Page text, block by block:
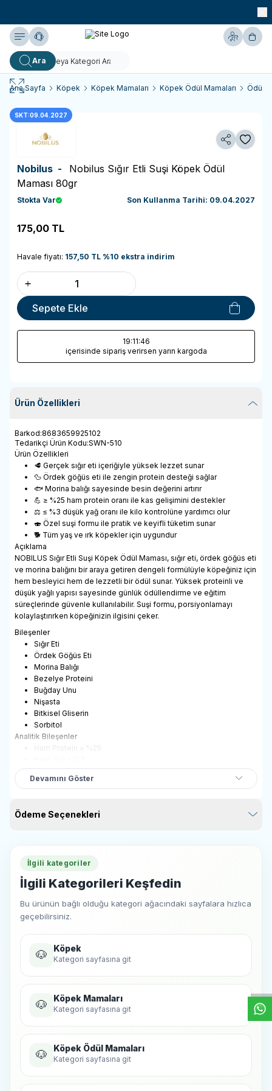
Yardım
Ara
Hesabım
Ana Sayfa Köpek Köpek Mamaları Köpek Ödül Mamaları Ödül
SKT:09.04.2027
Paylaş
Nobilus - Nobilus Sığır Etli Suşi Köpek Ödül
Maması 80gr
Stokta Var Son Kullanma Tarihi: 09.04.2027
175,00 TL
Havale fiyatı: 157,50 TL %10 ekstra indirim
Sepete Ekle
19:11:46
içerisinde sipariş verirsen yarın kargoda
Ürün Özellikleri
Barkod:8683659925102
Tedarikçi Ürün Kodu:SWN-510
Ürün Özellikleri
🥩 Gerçek sığır eti içeriğiyle yüksek lezzet sunar
🦆 Ördek göğüs eti ile zengin protein desteği sağlar
🐟 Morina balığı sayesinde besin değerini artırır
💪 ≥ %25 ham protein oranı ile kas gelişimini destekler
⚖️ ≤ %3 düşük yağ oranı ile kilo kontrolüne yardımcı olur
🍣 Özel suşi formu ile pratik ve keyifli tüketim sunar
🐕 Tüm yaş ve ırk köpekler için uygundur
Açıklama
NOBILUS Sığır Etli Suşi Köpek Ödül Maması, sığır eti, ördek göğüs eti
ve morina balığını bir araya getiren dengeli formülüyle köpeğiniz için
hem besleyici hem de lezzetli bir ödül sunar. Yüksek proteinli ve
düşük yağlı yapısı sayesinde günlük ödüllendirme ve eğitim
süreçlerinde güvenle kullanılabilir. Suşi formu, porsiyonlamayı
kolaylaştırırken köpeğinizin ilgisini çeker.
Bileşenler
Sığır Eti
Ördek Göğüs Eti
Morina Balığı
Bezelye Proteini
Buğday Unu
Nişasta
Bitkisel Gliserin
Sorbitol
Analitik Bileşenler
Ham Protein ≥ %25
Ham Lif ≤ %1
Ham Kül ≤ %5
Devamını Göster
Ödeme Seçenekleri
İlgili kategoriler
İlgili Kategorileri Keşfedin
Bu ürünün bağlı olduğu kategori ağacındaki sayfalara hızlıca
geçebilirsiniz.
🐶 Köpek
Kategori sayfasına git
🐶 Köpek Mamaları
Kategori sayfasına git
🐶 Köpek Ödül Mamaları
Kategori sayfasına git